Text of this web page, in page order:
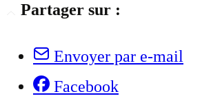
Partager sur :
Envoyer par e-mail
Facebook